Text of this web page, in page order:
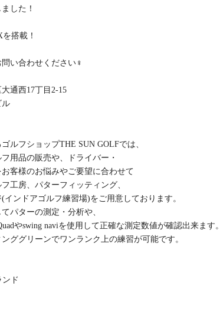
した！
搭載！
い合わせください‍♀️
通西17丁目2-15
ル
ルフショップTHE SUN GOLFでは、
用品の販売や、ドライバー・
客様のお悩みやご要望に合わせて
工房、パターフィッティング、
(インドアゴルフ練習場)をご用意しております。
パターの測定・分析や、
やswing naviを使用して正確な測定数値が確認出来ます。
ググリーンでワンランク上の練習が可能です。
ド